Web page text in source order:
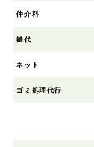
仲介料
鍵代
ネット
ゴミ処理代行